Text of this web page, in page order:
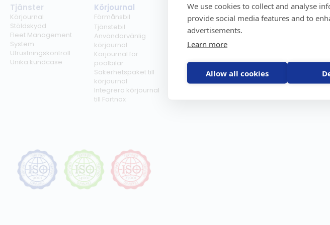
We use cookies to collect and analyse
provide social media features and to
advertisements.
Learn more
Allow all cookies
Tjänster
Körjournal
Stöldskydd
Fleet Management
System
Utrustningskontroll
Unika kundcase
Körjournal
Förmånsbil
Tjänstebil
Användarvänlig
körjournal
Körjournal för
poolbilar
Säkerhetspaket till
körjournal
Integrera körjournal
till Fortnox
Regelverk
Milersättning
Regler för tjänstebil
Regler för
förmånsbil
GPS-trackers
Scout 2.0